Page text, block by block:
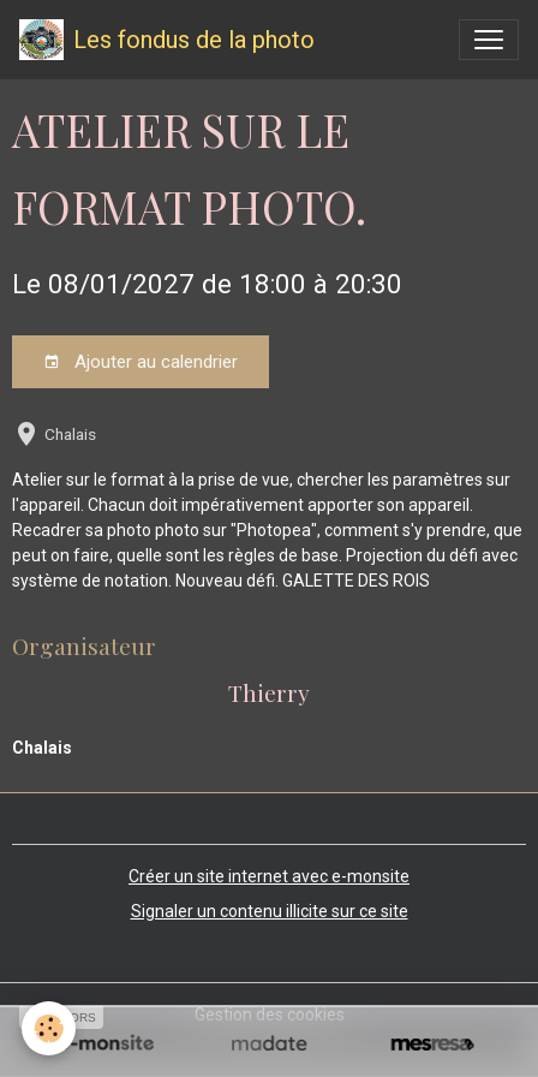
Les fondus de la photo
ATELIER SUR LE
FORMAT PHOTO.
Le 08/01/2027 de 18:00 à 20:30
Ajouter au calendrier
Chalais
Atelier sur le format à la prise de vue, chercher les paramètres sur
l'appareil. Chacun doit impérativement apporter son appareil.
Recadrer sa photo photo sur "Photopea", comment s'y prendre, que
peut on faire, quelle sont les règles de base. Projection du défi avec
système de notation. Nouveau défi. GALETTE DES ROIS
Organisateur
Thierry
Chalais
Créer un site internet avec e-monsite
Signaler un contenu illicite sur ce site
Gestion des cookies
SPONSORS